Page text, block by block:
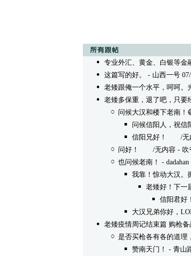
专业外汇、黄金、白银等金
这篇写的好。
- 山西一号
老矮跟俺一个水平，呵呵。
老矮多保重，退了吧，只要
问候大汉和楼下老南！
问候信阳人，祝信
信阳兄好！
/无内
问好！
/无内容 - 吹爷
也问候老南！
-
我靠！惊动大汉。
老矮好！下一
信阳君好！
大汉兄弟你好，
老矮疫情周记结束篇 购枪备
是否买枪各有各的道理
赞南天门！
- 青山